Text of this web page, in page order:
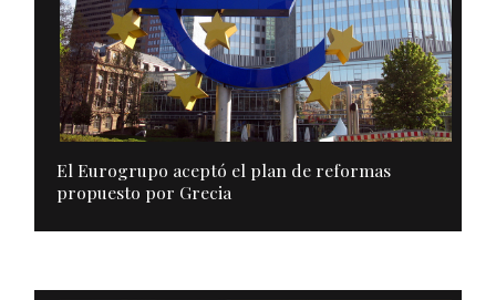
El Eurogrupo aceptó el plan de reformas
propuesto por Grecia